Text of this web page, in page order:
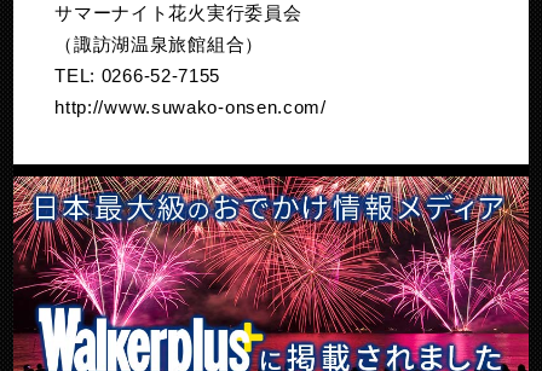
サマーナイト花火実行委員会
（諏訪湖温泉旅館組合）
TEL: 0266-52-7155
http://www.suwako-onsen.com/